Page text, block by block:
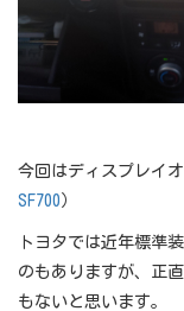
今回はディスプレイ
SF700）
トヨタでは近年標準
のもありますが、正
もないと思います。